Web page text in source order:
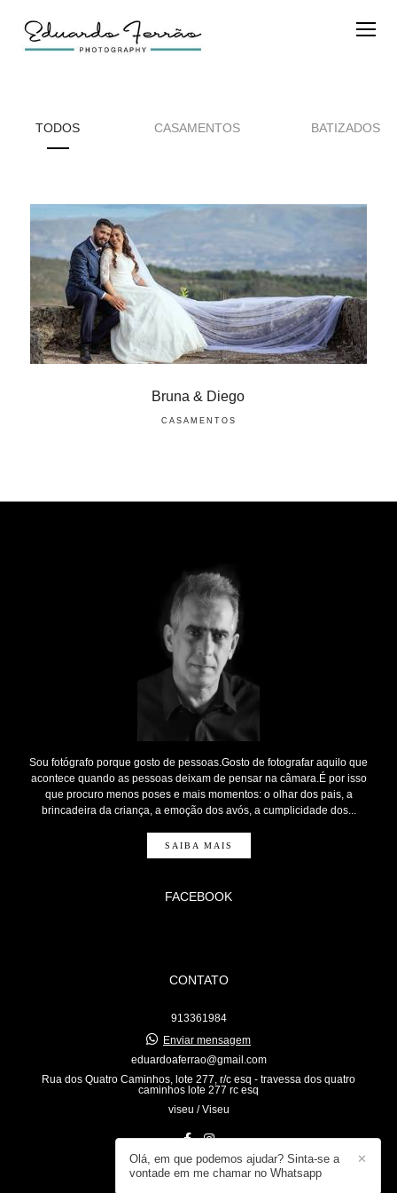
TODOS CASAMENTOS BATIZADOS
Bruna & Diego
CASAMENTOS
Sou fotógrafo porque gosto de pessoas.Gosto de fotografar aquilo que
acontece quando as pessoas deixam de pensar na câmara.É por isso
que procuro menos poses e mais momentos: o olhar dos pais, a
brincadeira da criança, a emoção dos avós, a cumplicidade dos...
SAIBA MAIS
FACEBOOK
CONTATO
913361984
Enviar mensagem
eduardoaferrao@gmail.com
Rua dos Quatro Caminhos, lote 277, r/c esq - travessa dos quatro
caminhos lote 277 rc esq
viseu / Viseu
✕
Olá, em que podemos ajudar? Sinta-se a
vontade em me chamar no Whatsapp